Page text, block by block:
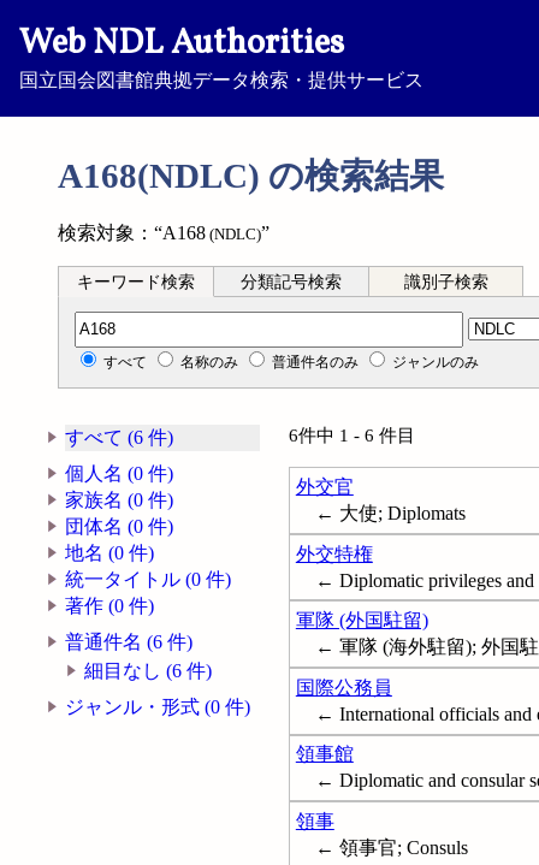
Web NDL Authorities
国立国会図書館典拠データ検索・提供サービス
A168(NDLC) の検索結果
検索対象：“A168 (NDLC)”
キーワード検索 分類記号検索 識別子検索
分類記号検索
すべて 名称のみ 普通件名のみ ジャンルのみ
すべて (6 件)
個人名 (0 件)
家族名 (0 件)
団体名 (0 件)
地名 (0 件)
統一タイトル (0 件)
著作 (0 件)
普通件名 (6 件)
細目なし (6 件)
ジャンル・形式 (0 件)
6件中 1 - 6 件目
外交官
← 大使; Diplomats
外交特権
← Diplomatic privileges and
軍隊 (外国駐留)
← 軍隊 (海外駐留); 外国
国際公務員
← International officials and
領事館
← Diplomatic and consular
領事
← 領事官; Consuls